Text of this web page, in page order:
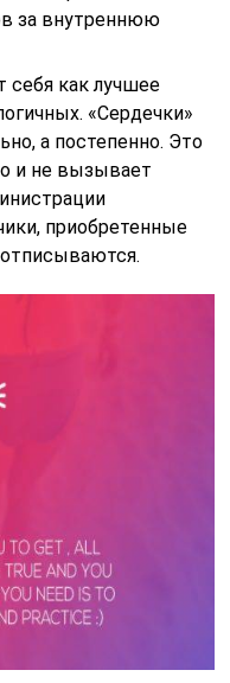
за внутреннюю
себя как лучшее
«Сердечки»
а постепенно. Это
и не вызывает
приобретенные